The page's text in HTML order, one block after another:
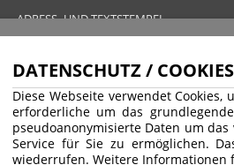
DATENSCHUTZ / COOKIES
Diese Webseite verwendet
erforderliche um das
pseudoanonymisierte Daten um
Service für Sie zu ermöglichen.
wiederrufen. Weitere Informationen
ADRESS- UND TEXTSTEMPEL